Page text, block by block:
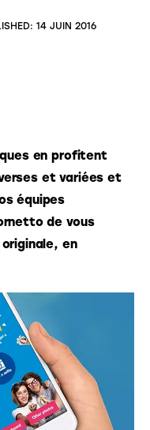
14 JUIN 2016
en profitent
et variées et
équipes
de vous
en